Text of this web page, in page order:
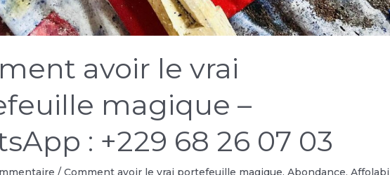
avoir le vrai
magique –
: +229 68 26 07 03
/Comment avoir le vrai portefeuille magique,Abondance,Affolabi